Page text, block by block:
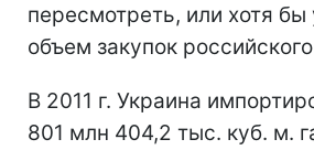
пересмотреть, или хотя
объем закупок российского
В 2011 г. Украина
801 млн 404,2 тыс. куб. м.